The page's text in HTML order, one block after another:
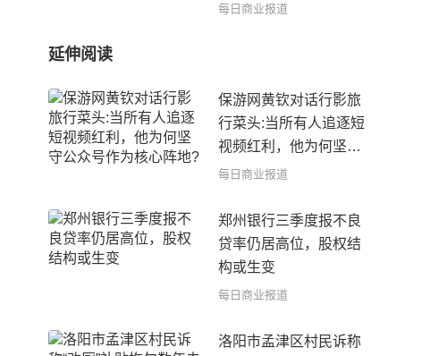
每日商业报道
延伸阅读
保游网黄钦对话行影旅
行菜头:当所有人追逐短
视频红利，他为何坚守
公众号作为核心阵地?
每日商业报道
郑州银行三季度报不良
贷率仍居高位，股权结
构或生变
每日商业报道
洛阳市孟津区村民诉称